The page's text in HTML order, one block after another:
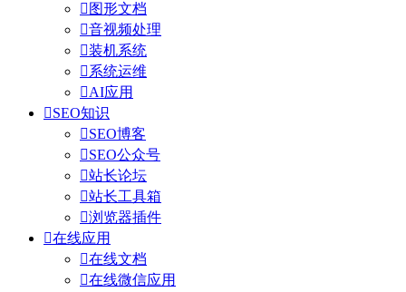
 图形文档
音视频处理
装机系统
系统运维
AI应用
SEO知识
SEO博客
SEO公众号
站长论坛
站长工具箱
浏览器插件
在线应用
在线文档
在线微信应用